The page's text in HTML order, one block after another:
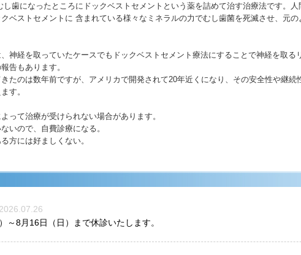
し歯になったところにドックベストセメントという薬を詰めて治す治療法です。人
ベストセメントに 含まれている様々なミネラルの力でむし歯菌を死滅させ、元
神経を取っていたケースでもドックベストセメント療法にすることで神経を取る
告もあります。
たのは数年前ですが、アメリカで開発されて20年近くになり、その安全性や継続
す。
って治療が受けられない場合があります。
いので、自費診療になる。
方には好ましくない。
2026.07.26
～8月16日（日）まで休診いたします。